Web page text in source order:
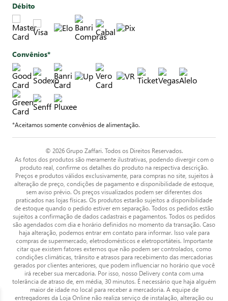
Débito
Convênios*
*Aceitamos somente convênios de alimentação.
© 2026 Grupo Zaffari. Todos os Direitos Reservados.
As fotos dos produtos são meramente ilustrativas, podendo divergir com o
produto real, confirme os detalhes do produto na respectiva descrição.
Preços e produtos válidos exclusivamente, para compras no site, sujeitos à
alteração de preço, condições de pagamento e disponibilidade de estoque,
sem aviso prévio. Os preços visualizados podem ser diferentes dos
praticados nas lojas físicas. Os produtos estarão sujeitos a disponibilidade
de estoque quando o pedido estiver em separação. Todos os pedidos estão
sujeitos a confirmação de dados cadastrais e pagamentos. Todos os pedidos
são agendados com dia e horário definidos no momento da transação. Caso
haja alteração, podemos entrar em contato para informar. Isso vale para
compras de supermercado, eletrodomésticos e eletroportáteis. Importante
citar que existem fatores externos que não podem ser controlados, como
condições climáticas, trânsito e atrasos para recebimento das mercadorias
gerados por clientes anteriores, que podem influenciar no horário que você
irá receber sua mercadoria. Por isso, nosso Delivery conta com uma
tolerância de atraso de, em média, 30 minutos. É necessário que haja alguém
maior de idade no local para receber a mercadoria. A equipe de
entregadores da Loja Online não realiza serviço de instalação, alteração ou